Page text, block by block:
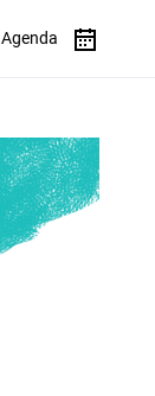
Agenda